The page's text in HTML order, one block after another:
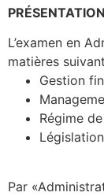
L’examen en
matières
Gestion
Régime
Par